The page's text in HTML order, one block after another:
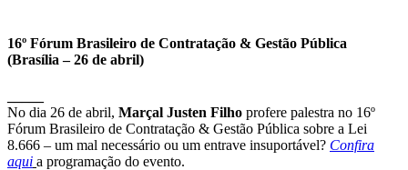
16º Fórum Brasileiro de Contratação & Gestão Pública
(Brasília – 26 de abril)
No dia 26 de abril, Marçal Justen Filho profere palestra no 16º
Fórum Brasileiro de Contratação & Gestão Pública sobre a Lei
8.666 – um mal necessário ou um entrave insuportável? Confira
aqui a programação do evento.